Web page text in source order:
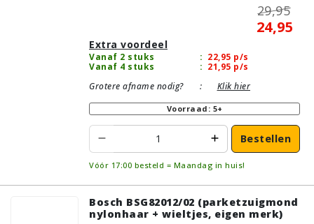
29,95
24,95
Extra voordeel
Vanaf 2 stuks : 22,95 p/s
Vanaf 4 stuks
: 21,95 p/s
Grotere afname nodig?
: Klik hier
Voorraad: 5+
Bestellen
Vóór 17:00 besteld = Maandag in huis!
Bosch BSG82012/02 (parketzuigmond
nylonhaar + wieltjes, eigen merk)